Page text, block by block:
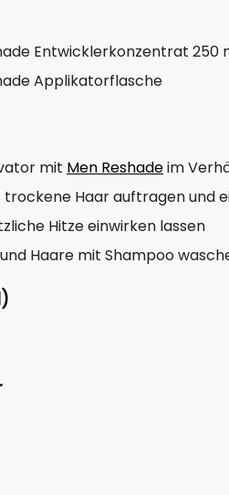
Entwicklerkonzentrat 250
Applikatorflasche
mit Men Reshadeim
trockene Haar auftragen und
Hitze einwirken lassen
Haare mit Shampoo